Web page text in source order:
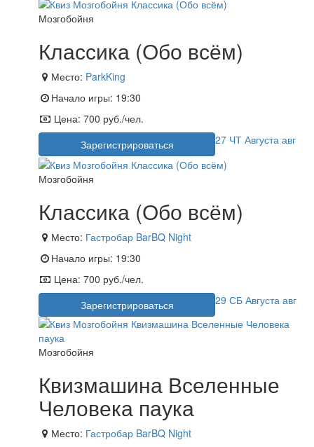
Мозгобойня
Классика (Обо всём)
Место: ParkKing
Начало игры: 19:30
Цена: 700 руб./чел.
Зарегистрироваться
27 ЧТ Августа авг
Мозгобойня
Классика (Обо всём)
Место: Гастробар BarBQ Night
Начало игры: 19:30
Цена: 700 руб./чел.
Зарегистрироваться
29 СБ Августа авг
Мозгобойня
Квизмашина Вселенные
Человека паука
Место: Гастробар BarBQ Night